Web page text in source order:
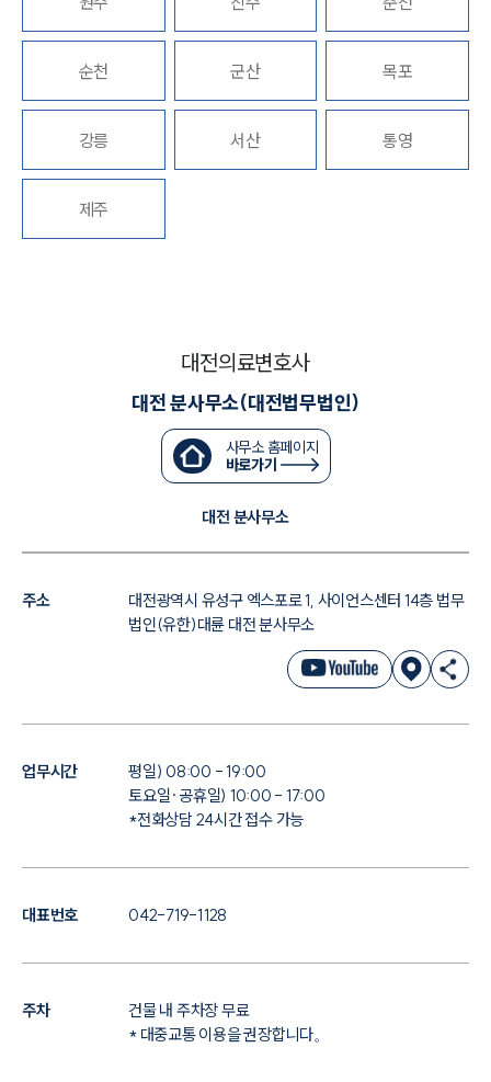
법률서식
뉴스레터/브로슈어
세미나
대륜법률상담예약
순천 군산 목포
강릉 서산 통영
제주
대전의료변호사
대전 분사무소(대전법무법인)
사무소 홈페이지
바로가기
대전 분사무소
주소
대전광역시 유성구 엑스포로 1, 사이언스센터 14층 법무
법인(유한)대륜 대전 분사무소
업무시간
평일) 08:00 - 19:00
토요일·공휴일) 10:00 - 17:00
*전화상담 24시간 접수 가능
대표번호 042-719-1128
주차
건물 내 주차장 무료
* 대중교통 이용을 권장합니다。